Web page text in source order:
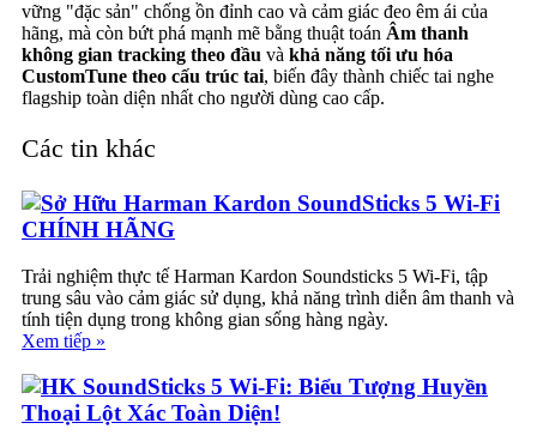
vững "đặc sản" chống ồn đỉnh cao và cảm giác đeo êm ái của
hãng, mà còn bứt phá mạnh mẽ bằng thuật toán Âm thanh
không gian tracking theo đầu và khả năng tối ưu hóa
CustomTune theo cấu trúc tai, biến đây thành chiếc tai nghe
flagship toàn diện nhất cho người dùng cao cấp.
Các tin khác
Sở Hữu Harman Kardon SoundSticks 5 Wi-Fi
CHÍNH HÃNG
Trải nghiệm thực tế Harman Kardon Soundsticks 5 Wi-Fi, tập
trung sâu vào cảm giác sử dụng, khả năng trình diễn âm thanh và
tính tiện dụng trong không gian sống hàng ngày.
Xem tiếp »
HK SoundSticks 5 Wi-Fi: Biểu Tượng Huyền
Thoại Lột Xác Toàn Diện!